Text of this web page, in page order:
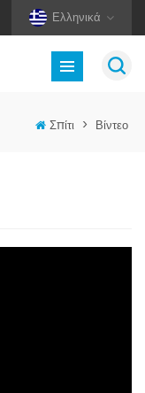
Ελληνικά
Σπίτι > Βίντεο